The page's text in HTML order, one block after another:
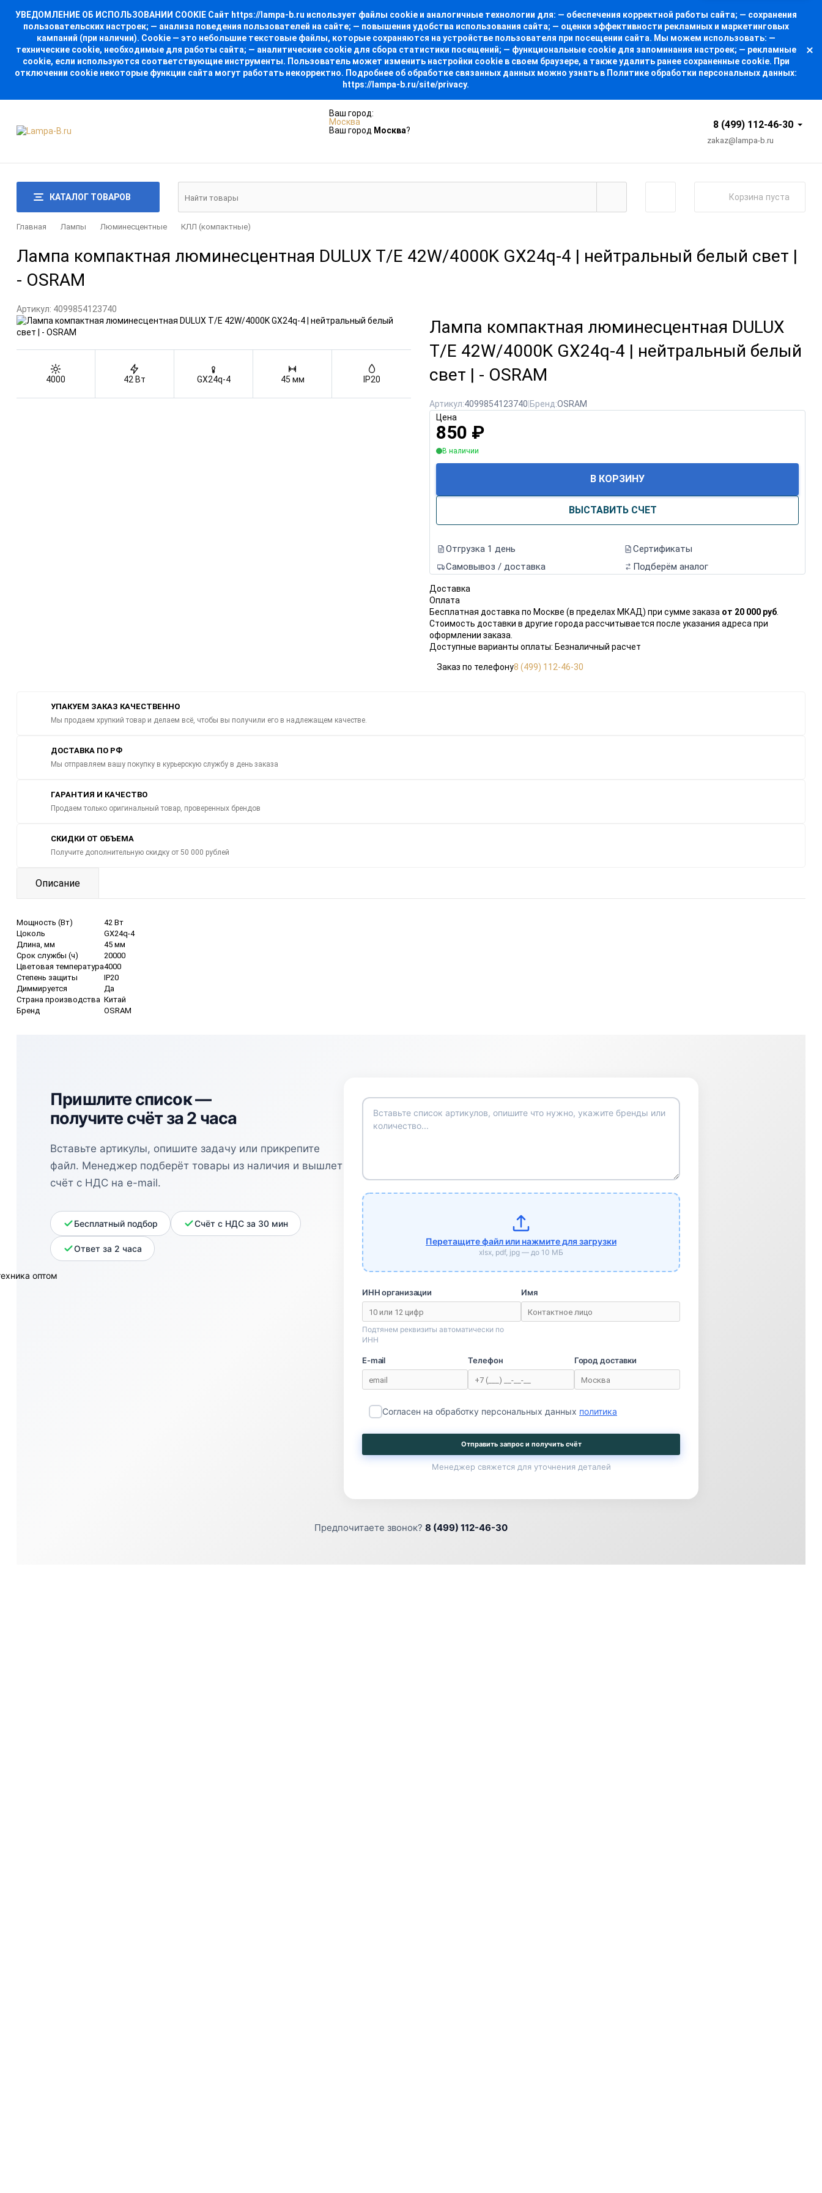
УВЕДОМЛЕНИЕ ОБ ИСПОЛЬЗОВАНИИ COOKIE Сайт https://lampa-b.ru использует файлы cookie и аналогичные технологии для: — обеспечения корректной работы сайта; — сохранения
пользовательских настроек; — анализа поведения пользователей на сайте; — повышения удобства использования сайта; — оценки эффективности рекламных и маркетинговых
кампаний (при наличии). Cookie — это небольшие текстовые файлы, которые сохраняются на устройстве пользователя при посещении сайта. Мы можем использовать: —
технические cookie, необходимые для работы сайта; — аналитические cookie для сбора статистики посещений; — функциональные cookie для запоминания настроек; — рекламные
cookie, если используются соответствующие инструменты. Пользователь может изменить настройки cookie в своем браузере, а также удалить ранее сохраненные cookie. При
отключении cookie некоторые функции сайта могут работать некорректно. Подробнее об обработке связанных данных можно узнать в Политике обработки персональных данных:
https://lampa-b.ru/site/privacy.
Ваш город:
Москва
Ваш город Москва?
8 (499) 112-46-30
zakaz@lampa-b.ru
КАТАЛОГ ТОВАРОВ Корзина пуста
Главная Лампы Люминесцентные КЛЛ (компактные)
Лампа компактная люминесцентная DULUX T/E 42W/4000K GX24q-4 | нейтральный белый свет |
- OSRAM
Артикул: 4099854123740
4000 42 Вт GX24q-4 45 мм IP20
Лампа компактная люминесцентная DULUX
T/E 42W/4000K GX24q-4 | нейтральный белый
свет | - OSRAM
Артикул:4099854123740|Бренд:OSRAM
Цена
850 ₽
В наличии
В КОРЗИНУ
ВЫСТАВИТЬ СЧЕТ
Отгрузка 1 день
Сертификаты
Самовывоз / доставка
Подберём аналог
Доставка
Оплата
Бесплатная доставка по Москве (в пределах МКАД) при сумме заказа от 20 000 руб
Стоимость доставки в другие города рассчитывается после указания адреса при
оформлении заказа.
Доступные варианты оплаты: Безналичный расчет
Заказ по телефону8 (499) 112-46-30
УПАКУЕМ ЗАКАЗ КАЧЕСТВЕННО
Мы продаем хрупкий товар и делаем всё, чтобы вы получили его в надлежащем качестве.
ДОСТАВКА ПО РФ
Мы отправляем вашу покупку в курьерскую службу в день заказа
ГАРАНТИЯ И КАЧЕСТВО
Продаем только оригинальный товар, проверенных брендов
СКИДКИ ОТ ОБЪЕМА
Получите дополнительную скидку от 50 000 рублей
Описание
Мощность (Вт)
42 Вт
Цоколь
GX24q-4
Длина, мм
45 мм
Срок службы (ч)
20000
Цветовая температура4000
Степень защиты
IP20
Диммируется
Да
Страна производства Китай
Бренд
OSRAM
Пришлите список —
получите счёт за 2 часа
Вставьте артикулы, опишите задачу или прикрепите
файл. Менеджер подберёт товары из наличия и вышлет
счёт с НДС на e-mail.
Бесплатный подбор Счёт с НДС за 30 мин
Ответ за 2 часа
Перетащите файл или нажмите для загрузки
xlsx, pdf, jpg — до 10 МБ
ИНН организации
Подтянем реквизиты автоматически по
ИНН
Имя
E-mail Телефон Город доставки
Согласен на обработку персональных данных политика
Отправить запрос и получить счёт
Менеджер свяжется для уточнения деталей
Предпочитаете звонок? 8 (499) 112-46-30